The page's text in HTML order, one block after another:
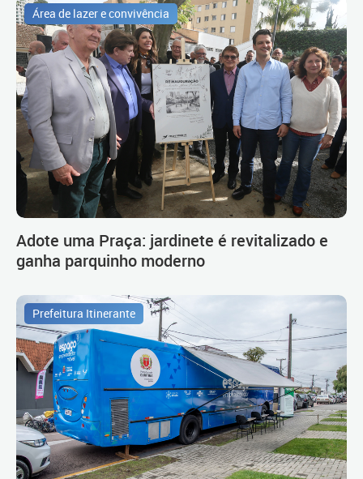
Área de lazer e convivência
Adote uma Praça: jardinete é revitalizado e
ganha parquinho moderno
Prefeitura Itinerante